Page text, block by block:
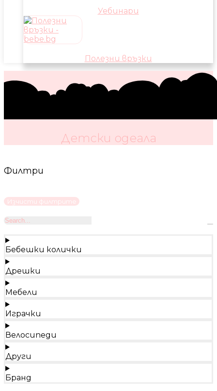
Уебинари
Полезни връзки
Детски одеaла
Филтри
Изчисти филтрите
Бебешки колички
Дрешки
Мебели
Играчки
Велосипеди
Други
Бранд